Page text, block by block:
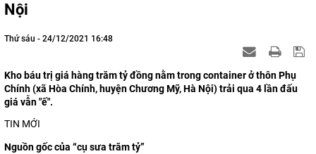
Nội
Thứ sáu - 24/12/2021 16:48
Kho báu trị giá hàng trăm tỷ đồng nằm trong container ở thôn Phụ
Chính (xã Hòa Chính, huyện Chương Mỹ, Hà Nội) trải qua 4 lần đấu
giá vẫn "ế".
TIN MỚI
Nguồn gốc của “cụ sưa trăm tỷ”